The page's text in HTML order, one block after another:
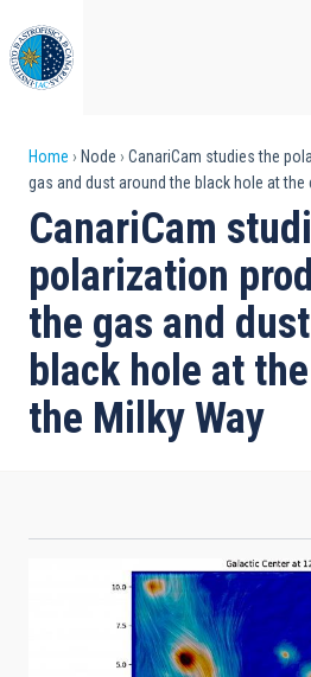
to
main
content
Breadcrumb
Home Node
CanariCam studies the
gas and dust around the black hole at the
CanariCam
polarization
the gas and
black hole at
the Milky Way